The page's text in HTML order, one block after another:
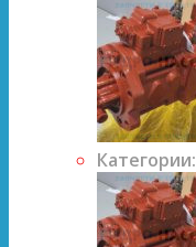
Категории: